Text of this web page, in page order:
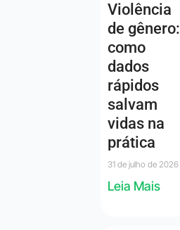
Violência
de gênero:
como
dados
rápidos
salvam
vidas na
prática
31 de julho de 2026
Leia Mais